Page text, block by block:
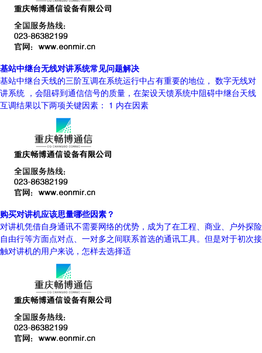
基站中继台无线对讲系统常见问题解决
基站中继台天线的三阶互调在系统运行中占有重要的地位， 数字无线对
讲系统 ，会阻碍到通信信号的质量，在架设天馈系统中阻碍中继台天线
互调结果以下两项关键因素： 1 内在因素
购买对讲机应该思量哪些因素？
对讲机凭借自身通讯不需要网络的优势，成为了在工程、商业、户外探险
自由行等方面点对点、一对多之间联系首选的通讯工具。但是对于初次接
触对讲机的用户来说，怎样去选择适